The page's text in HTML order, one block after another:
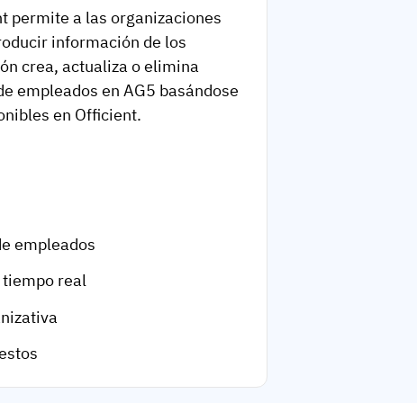
permite a las organizaciones
información de los
crea, actualiza o elimina
empleados en AG5 basándose
en Officient.
empleados
tiempo real